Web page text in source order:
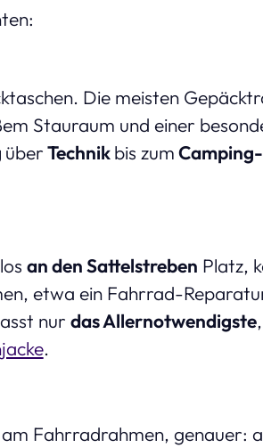
Die meisten
Stauraum und einer
überTechnikbis zum
an den Sattelstreben Platz,
etwa ein Fahrrad-
nur das Allernotwendigste
.
am Fahrradrahmen, genauer: